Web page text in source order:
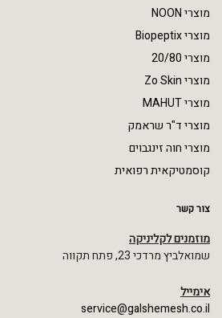
מוצרי NOON
מוצרי Biopeptix
מוצרי 20/80
מוצרי Zo Skin
מוצרי MAHUT
מוצרי ד"ר שראמק
מוצרי חוה זינגבוים
קוסמטיקאית רפואית
צור קשר
מוזמנים לקליניקה
שמואלביץ מרדכי 23, פתח תקווה
אימייל
service@galshemesh.co.il